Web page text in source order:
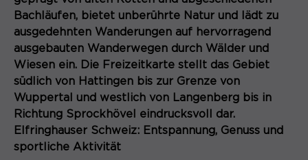
gelöscht.
Zweck
PHPs Standard Sitzungs- Identifikation
(Formulare).
Name be_typo_user
Anbieter TYPO3
Name _pk_ref.*
Anbieter Matomo
Laufzeit 6 Monate
Zweck Speichert die Herkunft des Besuchers.
Bachläufen, bietet unberührte Natur und lädt zu
ausgedehnten Wanderungen auf hervorragend
ausgebauten Wanderwegen durch Wälder und
Wiesen ein. Die Freizeitkarte stellt das Gebiet
südlich von Hattingen bis zur Grenze von
Wuppertal und westlich von Langenberg bis in
Richtung Sprockhövel eindrucksvoll dar.
Elfringhauser Schweiz: Entspannung, Genuss und
sportliche Aktivität